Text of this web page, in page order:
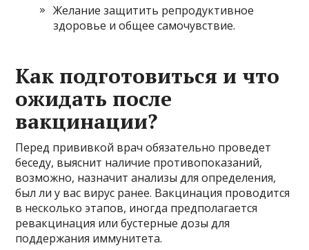
Желание защитить репродуктивное
здоровье и общее самочувствие.
Как подготовиться и что
ожидать после
вакцинации?
Перед прививкой врач обязательно проведет
беседу, выяснит наличие противопоказаний,
возможно, назначит анализы для определения,
был ли у вас вирус ранее. Вакцинация проводится
в несколько этапов, иногда предполагается
ревакцинация или бустерные дозы для
поддержания иммунитета.